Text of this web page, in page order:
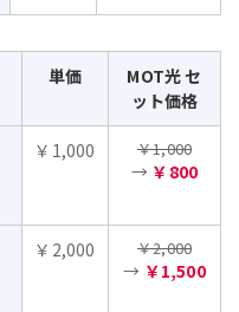
単価
MOT光 セ
ット価格
￥1,000 ￥1,000
→ ￥800
￥2,000 ￥2,000
→ ￥1,500